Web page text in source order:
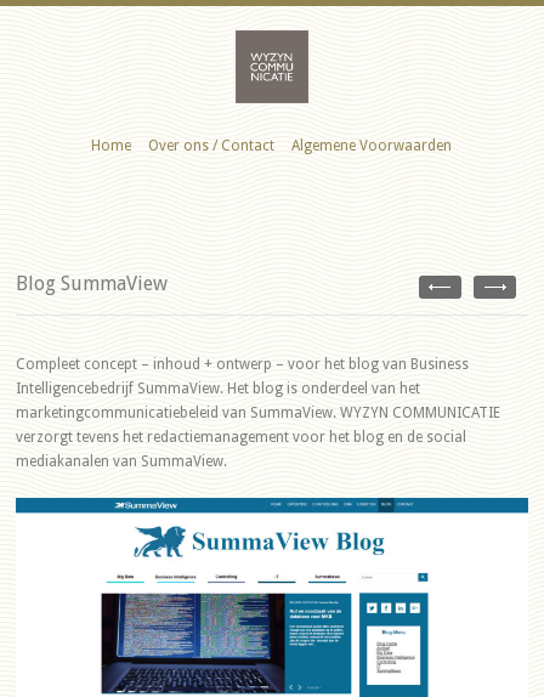
Home Over ons / Contact Algemene Voorwaarden
Blog SummaView
Compleet concept – inhoud + ontwerp – voor het blog van Business
Intelligencebedrijf SummaView. Het blog is onderdeel van het
marketingcommunicatiebeleid van SummaView. WYZYN COMMUNICATIE
verzorgt tevens het redactiemanagement voor het blog en de social
mediakanalen van SummaView.